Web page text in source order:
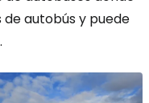
autobús y puede